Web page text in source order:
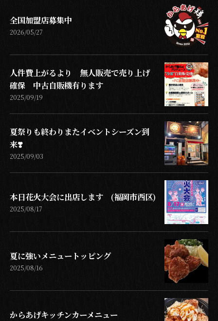
全国加盟店募集中
2026/05/27
人件費上がるより 無人販売で売り上げ
確保 中古自販機有ります
2025/09/19
夏祭りも終わりまたイベントシーズン到
来❣️
2025/09/03
本日花火大会に出店します (福岡市西区)
2025/08/17
夏に強いメニュートッピング
2025/08/16
からあげキッチンカーメニュー